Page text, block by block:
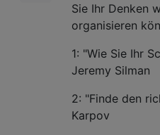
Sie Ihr Denken
organisieren
1: "Wie Sie Ihr
Jeremy Silman
2: "Finde den
Karpov